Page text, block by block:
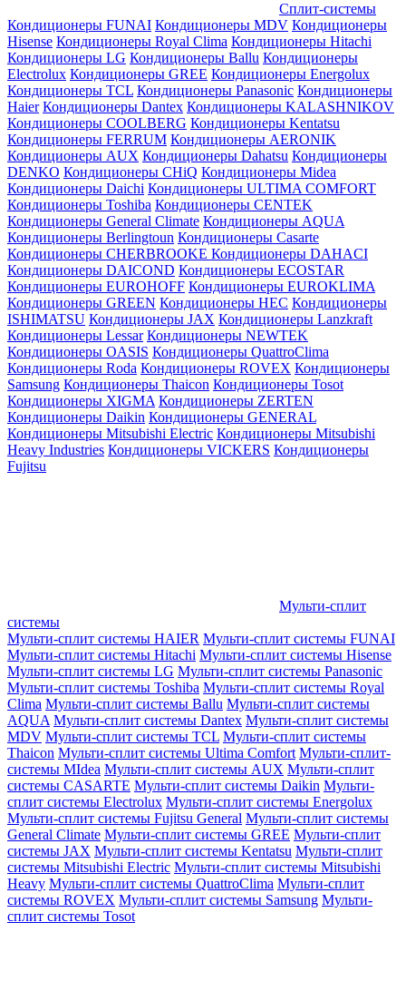
Сплит-системы
Кондиционеры FUNAI Кондиционеры MDV Кондиционеры
Hisense Кондиционеры Royal Clima Кондиционеры Hitachi
Кондиционеры LG Кондиционеры Ballu Кондиционеры
Electrolux Кондиционеры GREE Кондиционеры Energolux
Кондиционеры TCL Кондиционеры Panasonic Кондиционеры
Haier Кондиционеры Dantex Кондиционеры KALASHNIKOV
Кондиционеры СOOLBERG Кондиционеры Kentatsu
Кондиционеры FERRUM Кондиционеры AERONIK
Кондиционеры AUX Кондиционеры Dahatsu Кондиционеры
DENKO Кондиционеры CHiQ Кондиционеры Midea
Кондиционеры Daichi Кондиционеры ULTIMA COMFORT
Кондиционеры Toshiba Кондиционеры CENTEK
Кондиционеры General Climate Кондиционеры AQUA
Кондиционеры Berlingtoun Кондиционеры Casarte
Кондиционеры CHERBROOKE Кондиционеры DAHACI
Кондиционеры DAICOND Кондиционеры ECOSTAR
Кондиционеры EUROHOFF Кондиционеры EUROKLIMA
Кондиционеры GREEN Кондиционеры HEC Кондиционеры
ISHIMATSU Кондиционеры JAX Кондиционеры Lanzkraft
Кондиционеры Lessar Кондиционеры NEWTEK
Кондиционеры OASIS Кондиционеры QuattroClima
Кондиционеры Roda Кондиционеры ROVEX Кондиционеры
Samsung Кондиционеры Thaicon Кондиционеры Tosot
Кондиционеры XIGMA Кондиционеры ZERTEN
Кондиционеры Daikin Кондиционеры GENERAL
Кондиционеры Mitsubishi Electric Кондиционеры Mitsubishi
Heavy Industries Кондиционеры VICKERS Кондиционеры
Fujitsu
Мульти-сплит
системы
Мульти-сплит системы HAIER Мульти-сплит системы FUNAI
Мульти-сплит системы Hitachi Мульти-сплит системы Hisense
Мульти-сплит системы LG Мульти-сплит системы Panasonic
Мульти-сплит системы Toshiba Мульти-сплит системы Royal
Clima Мульти-сплит системы Ballu Мульти-сплит системы
AQUA Мульти-сплит системы Dantex Мульти-сплит системы
MDV Мульти-сплит системы TCL Мульти-сплит системы
Thaicon Мульти-сплит системы Ultima Comfort Мульти-сплит-
системы MIdea Мульти-сплит системы AUX Мульти-сплит
системы CASARTE Мульти-сплит системы Daikin Мульти-
сплит системы Electrolux Мульти-сплит системы Energolux
Мульти-сплит системы Fujitsu General Мульти-сплит системы
General Climate Мульти-сплит системы GREE Мульти-сплит
системы JAX Мульти-сплит системы Kentatsu Мульти-сплит
системы Mitsubishi Electric Мульти-сплит системы Mitsubishi
Heavy Мульти-сплит системы QuattroClima Мульти-сплит
системы ROVEX Мульти-сплит системы Samsung Мульти-
сплит системы Tosot